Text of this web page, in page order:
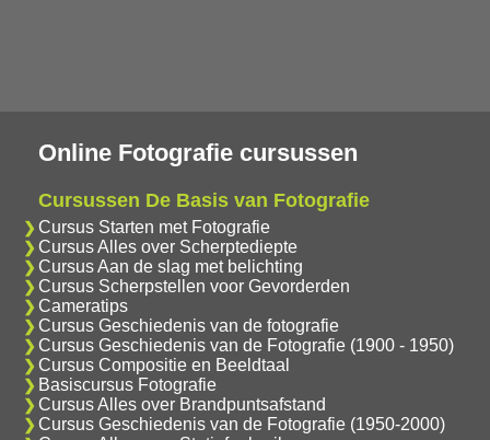
Online Fotografie cursussen
Cursussen De Basis van Fotografie
Cursus Starten met Fotografie
Cursus Alles over Scherptediepte
Cursus Aan de slag met belichting
Cursus Scherpstellen voor Gevorderden
Cameratips
Cursus Geschiedenis van de fotografie
Cursus Geschiedenis van de Fotografie (1900 - 1950)
Cursus Compositie en Beeldtaal
Basiscursus Fotografie
Cursus Alles over Brandpuntsafstand
Cursus Geschiedenis van de Fotografie (1950-2000)